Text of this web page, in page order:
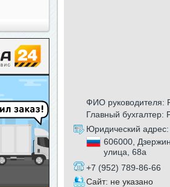
ФИО руководителя:
Главный бухгалтер:
Юридический адрес:
606000,
улица, 68а
+7 (952) 789-86-66
Сайт: не указано